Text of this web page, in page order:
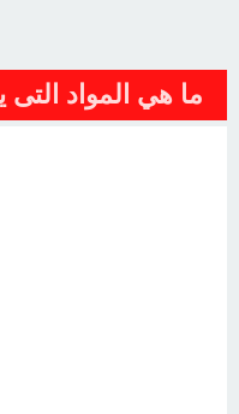
ما هي المواد